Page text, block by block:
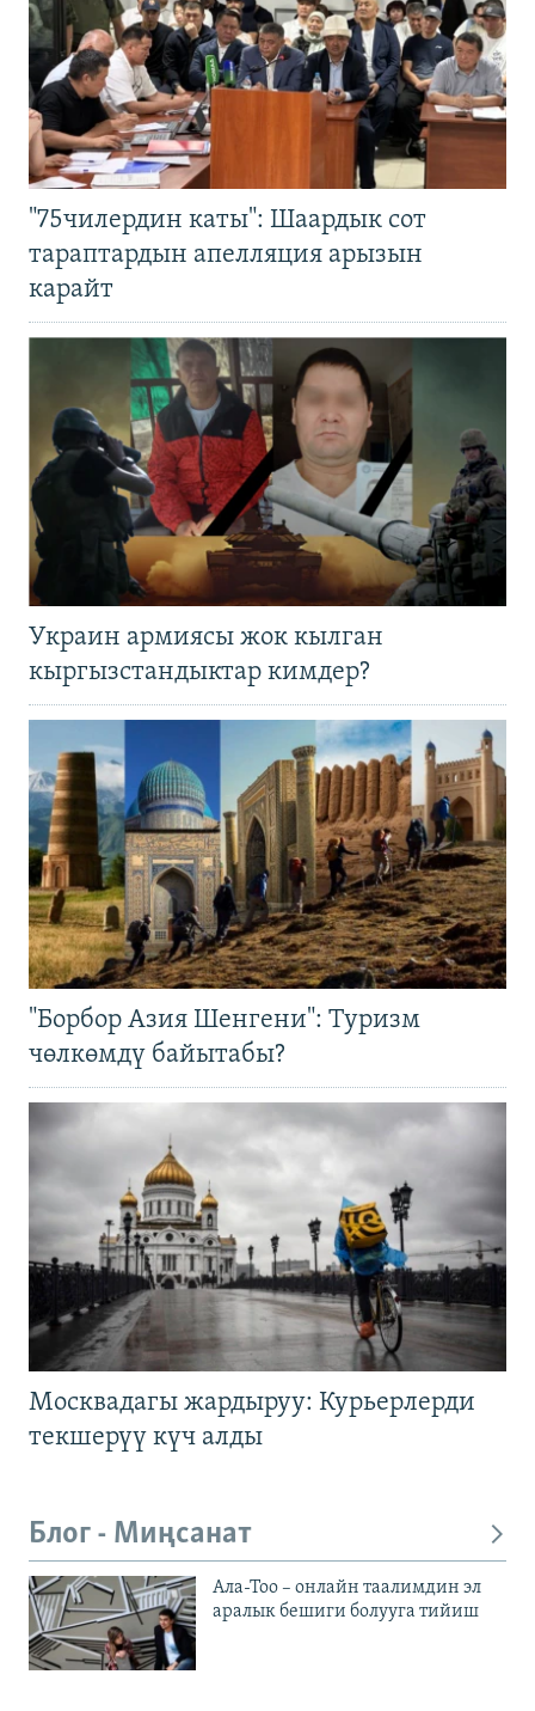
"75чилердин каты": Шаардык сот
тараптардын апелляция арызын
карайт
Украин армиясы жок кылган
кыргызстандыктар кимдер?
"Борбор Азия Шенгени": Туризм
чөлкөмдү байытабы?
Москвадагы жардыруу: Курьерлерди
текшерүү күч алды
Блог - Миңсанат
Ала-Тоо – онлайн таалимдин эл
аралык бешиги болууга тийиш